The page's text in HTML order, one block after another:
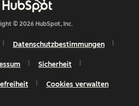
© 2026 HubSpot, Inc.
Datenschutzbestimmungen
Sicherheit
Cookies verwalten